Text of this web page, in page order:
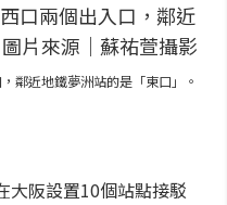
鄰近地鐵夢洲站的是「東口」。
大阪設置10個站點接駁